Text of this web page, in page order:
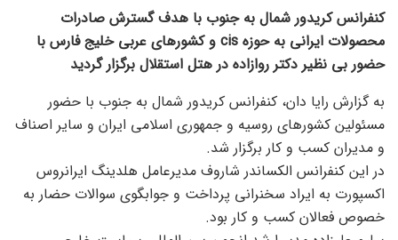
کنفرانس کریدور شمال به جنوب با هدف گسترش صادرات
محصولات ایرانی به حوزه cis و کشورهای عربی خلیج فارس با
حضور بی نظیر دکتر روازاده در هتل استقلال برگزار گردید
به گزارش رایا دان، کنفرانس کریدور شمال به جنوب با حضور
مسئولین کشورهای روسیه و جمهوری اسلامی ایران و سایر اصناف
و مدیران کسب و کار برگزار شد.
در این کنفرانس الکساندر شاروف مدیرعامل هلدینگ ایرانروس
اکسپورت به ایراد سخنرانی پرداخت و جوابگوی سوالات حضار به
خصوص فعالان کسب و کار بود.